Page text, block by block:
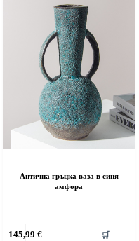
Антична гръцка ваза в синя
амфора
145,99€ 🛒